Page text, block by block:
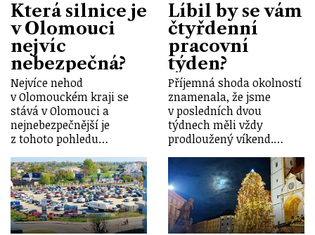
Která silnice je
v Olomouci
nejvíc
nebezpečná?
Nejvíce nehod
v Olomouckém kraji se
stává v Olomouci a
nejnebezpečnější je
z tohoto pohledu…
Líbil by se vám
čtyřdenní
pracovní
týden?
Příjemná shoda okolností
znamenala, že jsme
v posledních dvou
týdnech měli vždy
prodloužený víkend.…